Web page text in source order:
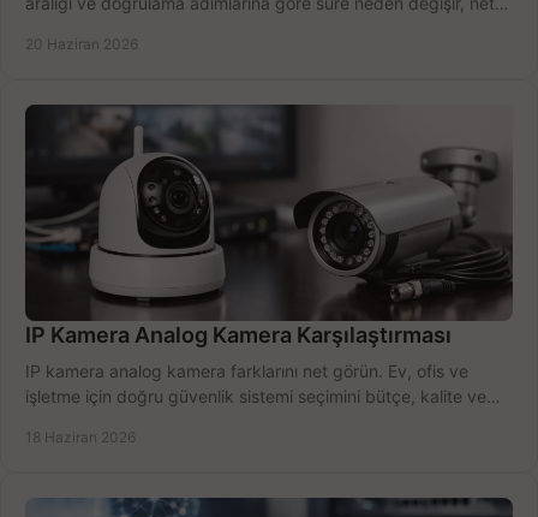
20 Haziran 2026
IP Kamera Analog Kamera Karşılaştırması
IP kamera analog kamera farklarını net görün. Ev, ofis ve
işletme için doğru güvenlik sistemi seçimini bütçe, kalite ve
18 Haziran 2026